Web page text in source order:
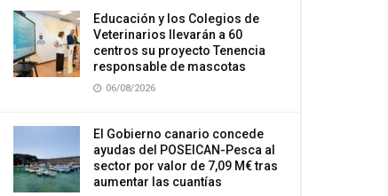
Educación y los Colegios de
Veterinarios llevarán a 60
centros su proyecto Tenencia
responsable de mascotas
06/08/2026
El Gobierno canario concede
ayudas del POSEICAN-Pesca al
sector por valor de 7,09 M€ tras
aumentar las cuantías